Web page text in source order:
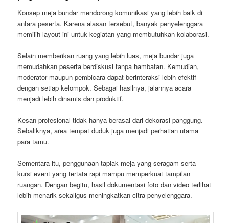
Konsep meja bundar mendorong komunikasi yang lebih baik di
antara peserta. Karena alasan tersebut, banyak penyelenggara
memilih layout ini untuk kegiatan yang membutuhkan kolaborasi.
Selain memberikan ruang yang lebih luas, meja bundar juga
memudahkan peserta berdiskusi tanpa hambatan. Kemudian,
moderator maupun pembicara dapat berinteraksi lebih efektif
dengan setiap kelompok. Sebagai hasilnya, jalannya acara
menjadi lebih dinamis dan produktif.
Kesan profesional tidak hanya berasal dari dekorasi panggung.
Sebaliknya, area tempat duduk juga menjadi perhatian utama
para tamu.
Sementara itu, penggunaan taplak meja yang seragam serta
kursi event yang tertata rapi mampu memperkuat tampilan
ruangan. Dengan begitu, hasil dokumentasi foto dan video terlihat
lebih menarik sekaligus meningkatkan citra penyelenggara.